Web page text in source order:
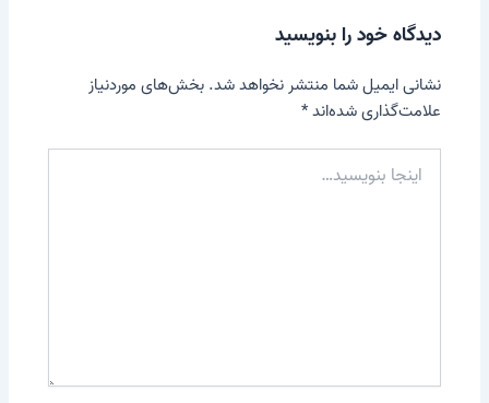
دیدگاه‌ خود را بنویسید
نشانی ایمیل شما منتشر نخواهد شد. بخش‌های موردنیاز
علامت‌گذاری شده‌اند*
اینجا
بنویسید…